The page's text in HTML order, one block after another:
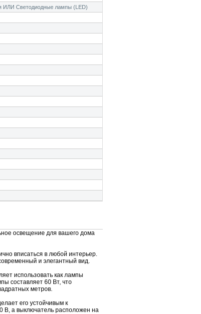
ИЛИ Светодиодные лампы (LED)
освещение для вашего дома
вписаться в любой интерьер.
и элегантный вид.
использовать как лампы
составляет 60 Вт, что
метров.
его устойчивым к
В, а выключатель расположен на